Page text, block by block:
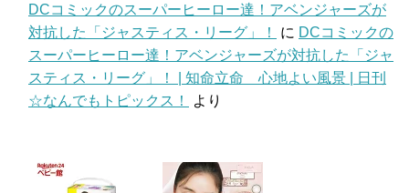
DCコミックのスーパーヒーロー達！アベンジャーズが
対抗した「ジャスティス・リーグ」！
に DCコミックの
スーパーヒーロー達！アベンジャーズが対抗した「ジャ
スティス・リーグ」！ | 知命立命 心地よい風景 | 日刊
☆なんでもトピックス！
より